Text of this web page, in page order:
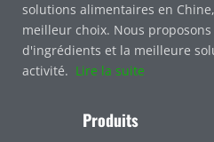
solutions alimentaires en
meilleur choix. Nous
d'ingrédients et la meilleure
activité. Lire la suite
Produits